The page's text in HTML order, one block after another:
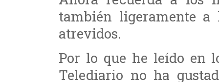
también ligeramente
atrevidos.
Por lo que he leído en
Telediario no ha